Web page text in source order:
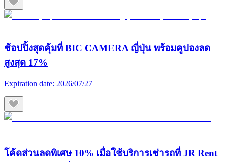
ช้อปปิ้งสุดคุ้มที่ BIC CAMERA ญี่ปุ่น พร้อมคูปองลด
สูงสุด 17%
Expiration date: 2026/07/27
โค้ดส่วนลดพิเศษ 10% เมื่อใช้บริการเช่ารถที่ JR Rent